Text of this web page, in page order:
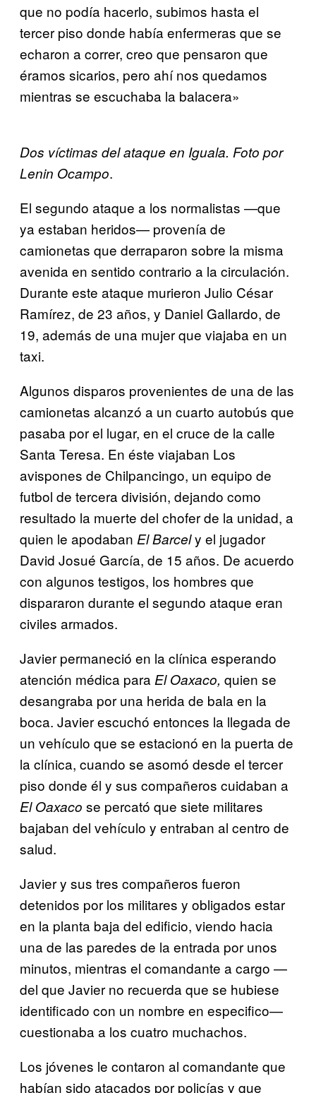
que no podía hacerlo, subimos hasta el
tercer piso donde había enfermeras que se
echaron a correr, creo que pensaron que
éramos sicarios, pero ahí nos quedamos
mientras se escuchaba la balacera»
Dos víctimas del ataque en Iguala. Foto por
Lenin Ocampo.
El segundo ataque a los normalistas —que
ya estaban heridos— provenía de
camionetas que derraparon sobre la misma
avenida en sentido contrario a la circulación.
Durante este ataque murieron Julio César
Ramírez, de 23 años, y Daniel Gallardo, de
19, además de una mujer que viajaba en un
taxi.
Algunos disparos provenientes de una de las
camionetas alcanzó a un cuarto autobús que
pasaba por el lugar, en el cruce de la calle
Santa Teresa. En éste viajaban Los
avispones de Chilpancingo, un equipo de
futbol de tercera división, dejando como
resultado la muerte del chofer de la unidad, a
quien le apodaban El Barcely el jugador
David Josué García, de 15 años. De acuerdo
con algunos testigos, los hombres que
dispararon durante el segundo ataque eran
civiles armados.
Javier permaneció en la clínica esperando
atención médica para El Oaxaco, quien se
desangraba por una herida de bala en la
boca. Javier escuchó entonces la llegada de
un vehículo que se estacionó en la puerta de
la clínica, cuando se asomó desde el tercer
piso donde él y sus compañeros cuidaban a
El Oaxaco se percató que siete militares
bajaban del vehículo y entraban al centro de
salud.
Javier y sus tres compañeros fueron
detenidos por los militares y obligados estar
en la planta baja del edificio, viendo hacia
una de las paredes de la entrada por unos
minutos, mientras el comandante a cargo —
del que Javier no recuerda que se hubiese
identificado con un nombre en especifico—
cuestionaba a los cuatro muchachos.
Los jóvenes le contaron al comandante que
habían sido atacados por policías y que